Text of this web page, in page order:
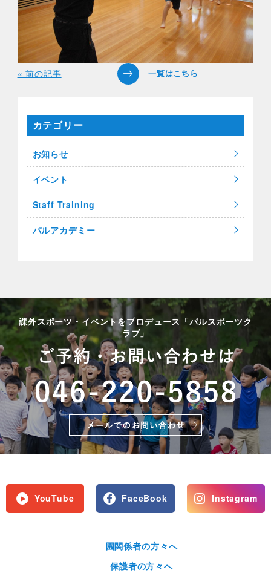
« 前の記事
カテゴリー
お知らせ
イベント
Staff Training
パルアカデミー
課外スポーツ・イベントをプロデュース「パルスポーツク
ラブ」
YouTube FaceBook Instagram
園関係者の方々へ
保護者の方々へ